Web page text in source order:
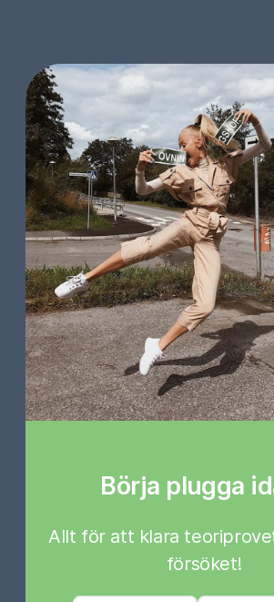
Börja plugga
Allt för att klara
försöket!